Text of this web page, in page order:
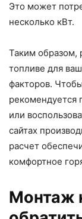
Это может
несколько кВт.
Таким образом,
топливе для
факторов.
рекомендуется
или
сайтах
расчет
комфортное
Монтаж